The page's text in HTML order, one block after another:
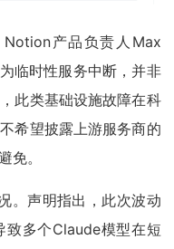
产品负责人Max
临时性服务中断，并非
此类基础设施故障在科
希望披露上游服务商的
免。
。声明指出，此次波动
致多个Claude模型在短